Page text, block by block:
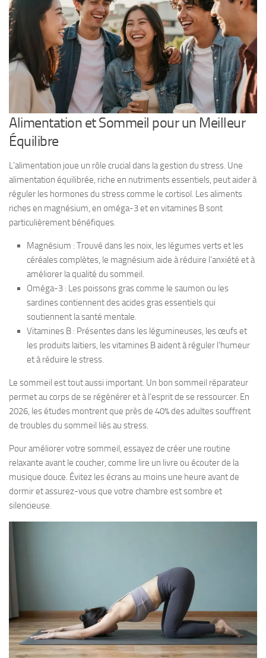
Alimentation et Sommeil pour un Meilleur
Équilibre
L’alimentation joue un rôle crucial dans la gestion du stress. Une
alimentation équilibrée, riche en nutriments essentiels, peut aider à
réguler les hormones du stress comme le cortisol. Les aliments
riches en magnésium, en oméga-3 et en vitamines B sont
particulièrement bénéfiques.
Magnésium : Trouvé dans les noix, les légumes verts et les
céréales complètes, le magnésium aide à réduire l’anxiété et à
améliorer la qualité du sommeil.
Oméga-3 : Les poissons gras comme le saumon ou les
sardines contiennent des acides gras essentiels qui
soutiennent la santé mentale.
Vitamines B : Présentes dans les légumineuses, les œufs et
les produits laitiers, les vitamines B aident à réguler l’humeur
et à réduire le stress.
Le sommeil est tout aussi important. Un bon sommeil réparateur
permet au corps de se régénérer et à l’esprit de se ressourcer. En
2026, les études montrent que près de 40% des adultes souffrent
de troubles du sommeil liés au stress.
Pour améliorer votre sommeil, essayez de créer une routine
relaxante avant le coucher, comme lire un livre ou écouter de la
musique douce. Évitez les écrans au moins une heure avant de
dormir et assurez-vous que votre chambre est sombre et
silencieuse.